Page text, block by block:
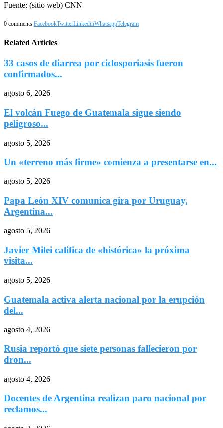
Fuente: (sitio web) CNN
0 comments FacebookTwitterLinkedinWhatsappTelegram
Related Articles
33 casos de diarrea por ciclosporiasis fueron
confirmados...
agosto 6, 2026
El volcán Fuego de Guatemala sigue siendo
peligroso...
agosto 5, 2026
Un «terreno más firme» comienza a presentarse en...
agosto 5, 2026
Papa León XIV comunica gira por Uruguay,
Argentina...
agosto 5, 2026
Javier Milei califica de «histórica» la próxima
visita...
agosto 5, 2026
Guatemala activa alerta nacional por la erupción
del...
agosto 4, 2026
Rusia reportó que siete personas fallecieron por
dron...
agosto 4, 2026
Docentes de Argentina realizan paro nacional por
reclamos...